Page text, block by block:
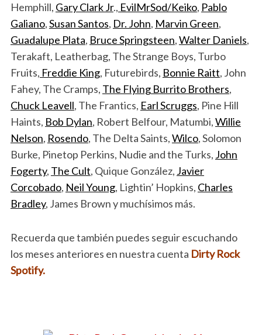
Hemphill, Gary Clark Jr., EvilMrSod/Keiko, Pablo
Galiano,Susan Santos, Dr. John, Marvin Green,
Guadalupe Plata, Bruce Springsteen,Walter Daniels,
Terakaft, Leatherbag, The Strange Boys, Turbo
Fruits, Freddie King, Futurebirds, Bonnie Raitt, John
Fahey, The Cramps, The Flying Burrito Brothers,
Chuck Leavell, The Frantics, Earl Scruggs, Pine Hill
Haints, Bob Dylan, Robert Belfour, Matumbi,Willie
Nelson, Rosendo, The Delta Saints,Wilco, Solomon
Burke, Pinetop Perkins, Nudie and the Turks, John
Fogerty, The Cult, Quique González, Javier
Corcobado, Neil Young, Lightin’ Hopkins, Charles
Bradley, James Brown y muchísimos más.
Recuerda que también puedes seguir escuchando
los meses anteriores en nuestra cuenta Dirty Rock
Spotify.